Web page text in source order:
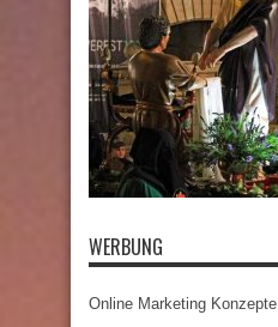
WERBUNG
Online Marketing Konzepte